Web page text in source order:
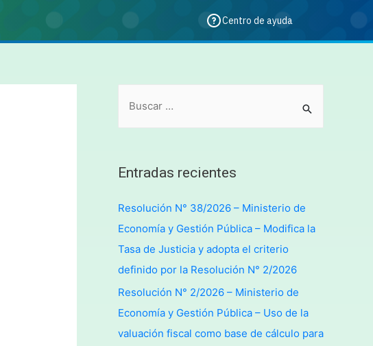
Centro de ayuda
Entradas recientes
Resolución N° 38/2026 – Ministerio de
Economía y Gestión Pública – Modifica la
Tasa de Justicia y adopta el criterio
definido por la Resolución N° 2/2026
Resolución N° 2/2026 – Ministerio de
Economía y Gestión Pública – Uso de la
valuación fiscal como base de cálculo para